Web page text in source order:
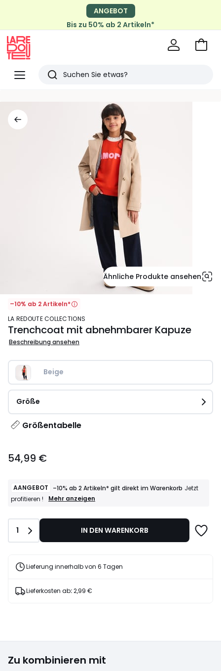
ANGEBOT
Bis zu 50% ab 2 Artikeln*
Menü
Redoute
Suchen
Zum
Ähnliche Produkte ansehen
–10% ab 2 Artikeln*
LA REDOUTE COLLECTIONS
Trenchcoat mit abnehmbarer Kapuze
Beschreibung ansehen
Beige
Größe
Größentabelle
€.
54,99 €
AANGEBOT –10% ab 2 Artikeln* gilt direkt im Warenkorb Jetzt
profitieren !
AANGEBOT
im
profitieren
Mehr anzeigen
Anzahl
1 IN DEN WARENKORB
Lieferung innerhalb von 6 Tagen
Lieferkosten ab:2,99 €
Zu kombinieren mit